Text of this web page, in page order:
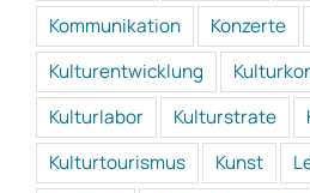
Kommunikation
Konzerte
Kulturentwicklung
Kulturlabor
Kulturstrate
Kulturtourismus
Kunst